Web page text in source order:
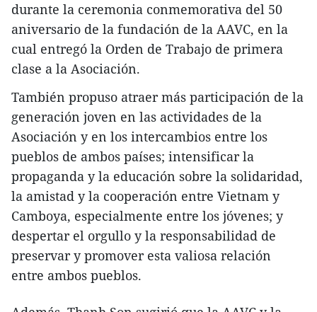
durante la ceremonia conmemorativa del 50
aniversario de la fundación de la AAVC, en la
cual entregó la Orden de Trabajo de primera
clase a la Asociación.
También propuso atraer más participación de la
generación joven en las actividades de la
Asociación y en los intercambios entre los
pueblos de ambos países; intensificar la
propaganda y la educación sobre la solidaridad,
la amistad y la cooperación entre Vietnam y
Camboya, especialmente entre los jóvenes; y
despertar el orgullo y la responsabilidad de
preservar y promover esta valiosa relación
entre ambos pueblos.